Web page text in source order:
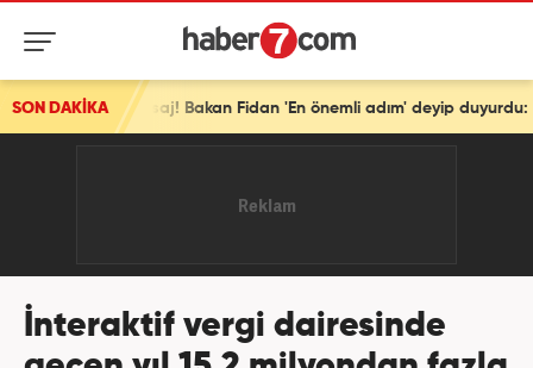
SON DAKİKA Türkiye'den tarihi mesaj! Bakan Fidan 'En önemli adım' deyip duyurdu: Osmanlı'dan beri...
İnteraktif vergi dairesinde